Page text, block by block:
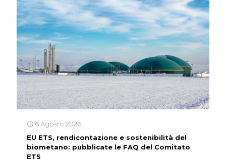
6 Agosto 2026
EU ETS, rendicontazione e sostenibilità del
biometano: pubblicate le FAQ del Comitato
ETS